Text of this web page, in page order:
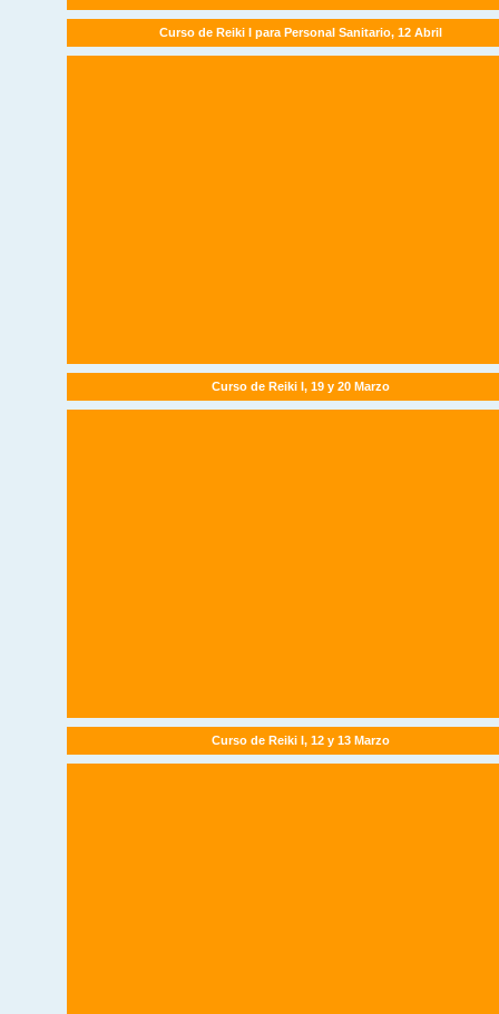
Curso de Reiki I para Personal Sanitario, 12 Abril
Curso de Reiki I, 19 y 20 Marzo
Curso de Reiki I, 12 y 13 Marzo